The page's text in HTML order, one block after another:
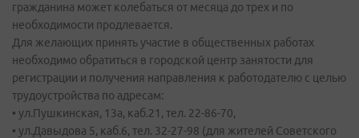
гражданина может колебаться от месяца до трех и по
необходимости продлевается.
Для желающих принять участие в общественных работах
необходимо обратиться в городской центр занятости для
регистрации и получения направления к работодателю с целью
трудоустройства по адресам:
• ул.Пушкинская, 13а, каб.21, тел. 22-86-70,
• ул.Давыдова 5, каб.6, тел. 32-27-98 (для жителей Советского